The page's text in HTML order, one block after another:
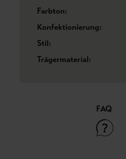
Farbton:
Konfektionierung:
Stil:
Trägermaterial:
FAQ